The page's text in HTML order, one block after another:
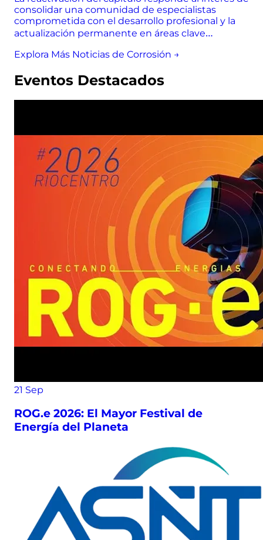
consolidar una comunidad de especialistas
comprometida con el desarrollo profesional y la
actualización permanente en áreas clave…
Explora Más Noticias de Corrosión →
Eventos Destacados
21 Sep
ROG.e 2026: El Mayor Festival de
Energía del Planeta